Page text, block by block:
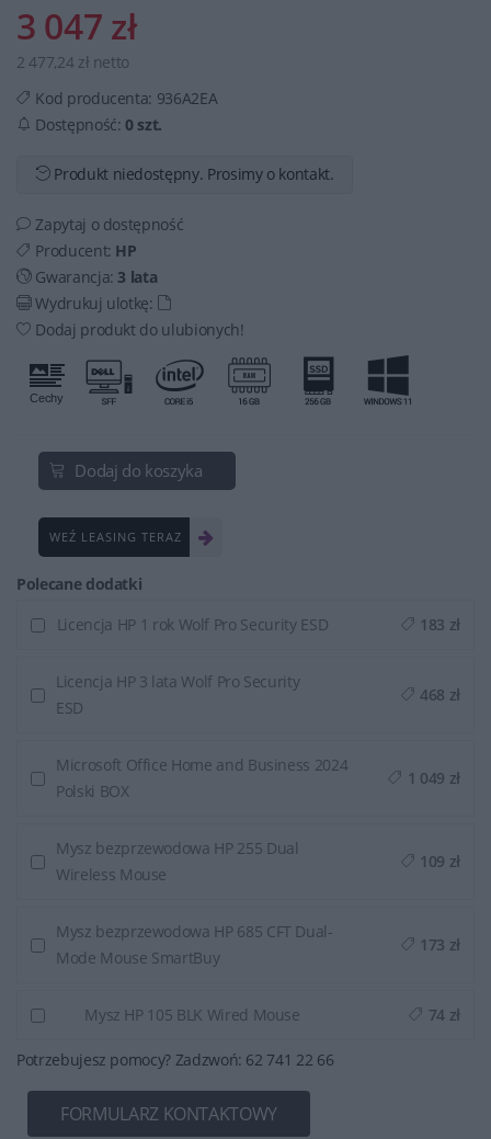
3 047 zł
2 477,24 zł netto
Kod producenta: 936A2EA
Dostępność:0 szt.
Produkt niedostępny. Prosimy o kontakt.
Zapytaj o dostępność
Producent: HP
Gwarancja:3 lata
Wydrukuj ulotkę:
Dodaj produkt do ulubionych!
Dodaj do koszyka
WEŹ LEASING TERAZ
Polecane dodatki
Licencja HP 1 rok Wolf Pro Security ESD
183 zł
Licencja HP 3 lata Wolf Pro Security
ESD
468 zł
Microsoft Office Home and Business 2024
Polski BOX
1 049 zł
Mysz bezprzewodowa HP 255 Dual
Wireless Mouse
109 zł
Mysz bezprzewodowa HP 685 CFT Dual-
Mode Mouse SmartBuy
173 zł
Mysz HP 105 BLK Wired Mouse 74 zł
Potrzebujesz pomocy? Zadzwoń: 62 741 22 66
FORMULARZ KONTAKTOWY